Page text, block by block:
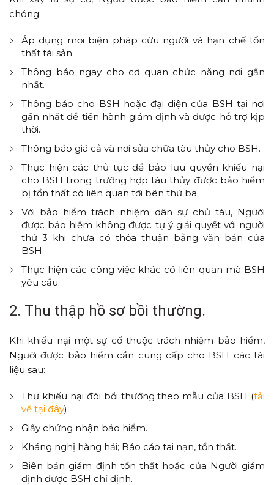
chóng:
Áp dụng mọi biện pháp cứu người và hạn chế tổn
thất tài sản.
Thông báo ngay cho cơ quan chức năng nơi gần
nhất.
Thông báo cho BSH hoặc đại diện của BSH tại nơi
gần nhất để tiến hành giám định và được hỗ trợ kịp
thời.
Thông báo giá cả và nơi sửa chữa tàu thủy cho BSH.
Thực hiện các thủ tục để bảo lưu quyền khiếu nại
cho BSH trong trường hợp tàu thủy được bảo hiểm
bị tổn thất có liên quan tới bên thứ ba.
Với bảo hiểm trách nhiệm dân sự chủ tàu, Người
được bảo hiểm không được tự ý giải quyết với người
thứ 3 khi chưa có thỏa thuận bằng văn bản của
BSH.
Thực hiện các công việc khác có liên quan mà BSH
yêu cầu.
2. Thu thập hồ sơ bồi thường.
Khi khiếu nại một sự cố thuộc trách nhiệm bảo hiểm,
Người được bảo hiểm cần cung cấp cho BSH các tài
liệu sau:
Thư khiếu nại đòi bồi thường theo mẫu của BSH (tải
về tại đây).
Giấy chứng nhận bảo hiểm.
Kháng nghị hàng hải; Báo cáo tai nạn, tổn thất.
Biên bản giám định tổn thất hoặc của Người giám
định được BSH chỉ định.